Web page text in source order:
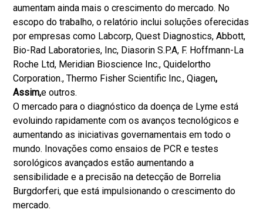
aumentam ainda mais o crescimento do mercado. No
escopo do trabalho, o relatório inclui soluções oferecidas
por empresas como Labcorp, Quest Diagnostics, Abbott,
Bio-Rad Laboratories, Inc, Diasorin S.P.A, F. Hoffmann-La
Roche Ltd, Meridian Bioscience Inc., Quidelortho
Corporation., Thermo Fisher Scientific Inc., Qiagen,
Assim,e outros.
O mercado para o diagnóstico da doença de Lyme está
evoluindo rapidamente com os avanços tecnológicos e
aumentando as iniciativas governamentais em todo o
mundo. Inovações como ensaios de PCR e testes
sorológicos avançados estão aumentando a
sensibilidade e a precisão na detecção de Borrelia
Burgdorferi, que está impulsionando o crescimento do
mercado.